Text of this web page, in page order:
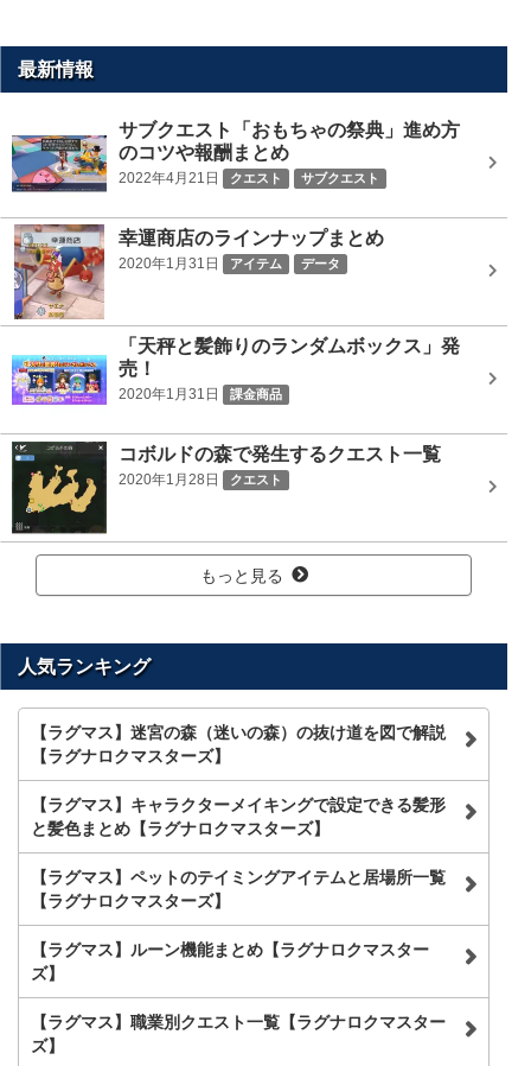
を
最新情報
サブクエスト「おもちゃの祭典」進め方
のコツや報酬まとめ
2022年4月21日 クエスト サブクエスト
幸運商店のラインナップまとめ
2020年1月31日 アイテム データ
「天秤と髪飾りのランダムボックス」発
売！
2020年1月31日 課金商品
コボルドの森で発生するクエスト一覧
2020年1月28日 クエスト
もっと見る
人気ランキング
【ラグマス】迷宮の森（迷いの森）の抜け道を図で解説
【ラグナロクマスターズ】
【ラグマス】キャラクターメイキングで設定できる髪形
と髪色まとめ【ラグナロクマスターズ】
【ラグマス】ペットのテイミングアイテムと居場所一覧
【ラグナロクマスターズ】
【ラグマス】ルーン機能まとめ【ラグナロクマスター
ズ】
【ラグマス】職業別クエスト一覧【ラグナロクマスター
ズ】